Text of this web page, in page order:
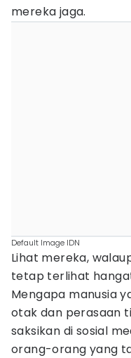
mereka jaga.
Default Image IDN
Lihat mereka,
tetap terlihat
Mengapa manusia
otak dan perasaan
saksikan di sosial
orang-orang yang